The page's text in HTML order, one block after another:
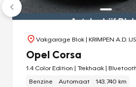
Vakgarage Blok| KRIMPEN A.D.
Opel Corsa
1.4 Color Edition | Trekhaak |
Benzine
Automaat 143.740 km